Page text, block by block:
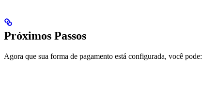
Próximos Passos
Agora que sua forma de pagamento está configurada, você pode: